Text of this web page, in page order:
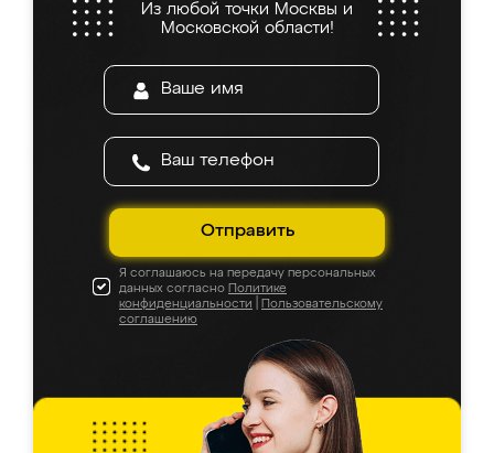
Из любой точки Москвы и
Московской области!
Отправить
Я соглашаюсь на передачу персональных
данных согласно Политике
конфиденциальности
Пользовательскому
соглашению